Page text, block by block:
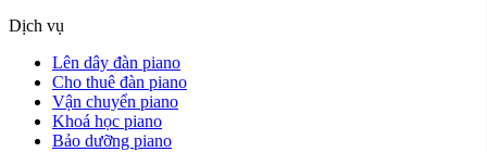
Dịch vụ
Lên dây đàn piano
Cho thuê đàn piano
Vận chuyển piano
Khoá học piano
Bảo dưỡng piano